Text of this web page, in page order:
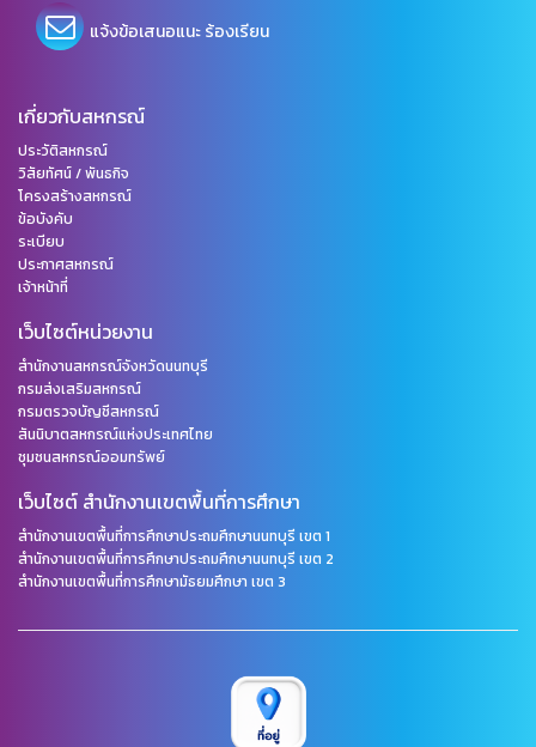
แจ้งข้อเสนอแนะ ร้องเรียน
เกี่ยวกับสหกรณ์
ประวัติสหกรณ์
วิสัยทัศน์ / พันธกิจ
โครงสร้างสหกรณ์
ข้อบังคับ
ระเบียบ
ประกาศสหกรณ์
เจ้าหน้าที่
เว็บไซต์หน่วยงาน
สำนักงานสหกรณ์จังหวัดนนทบุรี
กรมส่งเสริมสหกรณ์
กรมตรวจบัญชีสหกรณ์
สันนิบาตสหกรณ์แห่งประเทศไทย
ชุมชนสหกรณ์ออมทรัพย์
เว็บไซต์ สำนักงานเขตพื้นที่การศึกษา
สำนักงานเขตพื้นที่การศึกษาประถมศึกษานนทบุรี เขต 1
สำนักงานเขตพื้นที่การศึกษาประถมศึกษานนทบุรี เขต 2
สำนักงานเขตพื้นที่การศึกษามัธยมศึกษา เขต 3